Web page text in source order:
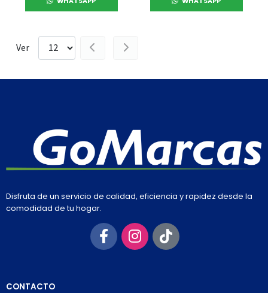
Ver
Disfruta de un servicio de calidad, eficiencia y rapidez desde la
comodidad de tu hogar.
CONTACTO